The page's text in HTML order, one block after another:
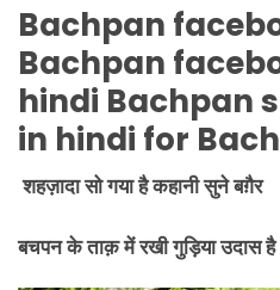
Bachpan
Bachpan
hindi Bachpan
in hindi for
शहज़ादा सो गया है कहानी सुने बग़ैर
बचपन के ताक़ में रखी गुड़िया उदास है